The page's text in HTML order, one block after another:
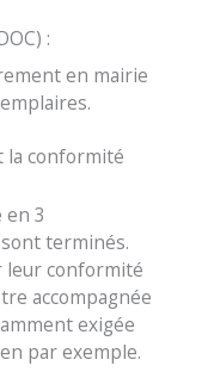
:
en mairie
la conformité
en 3
terminés.
leur conformité
accompagnée
exigée
par exemple.